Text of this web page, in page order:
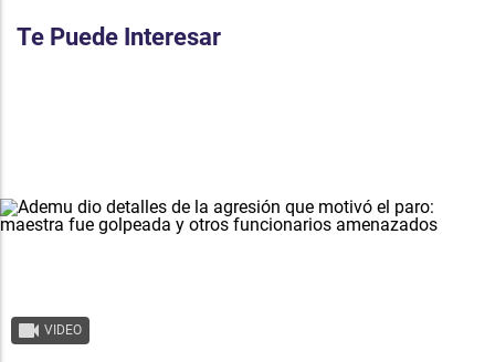
Te Puede Interesar
VIDEO